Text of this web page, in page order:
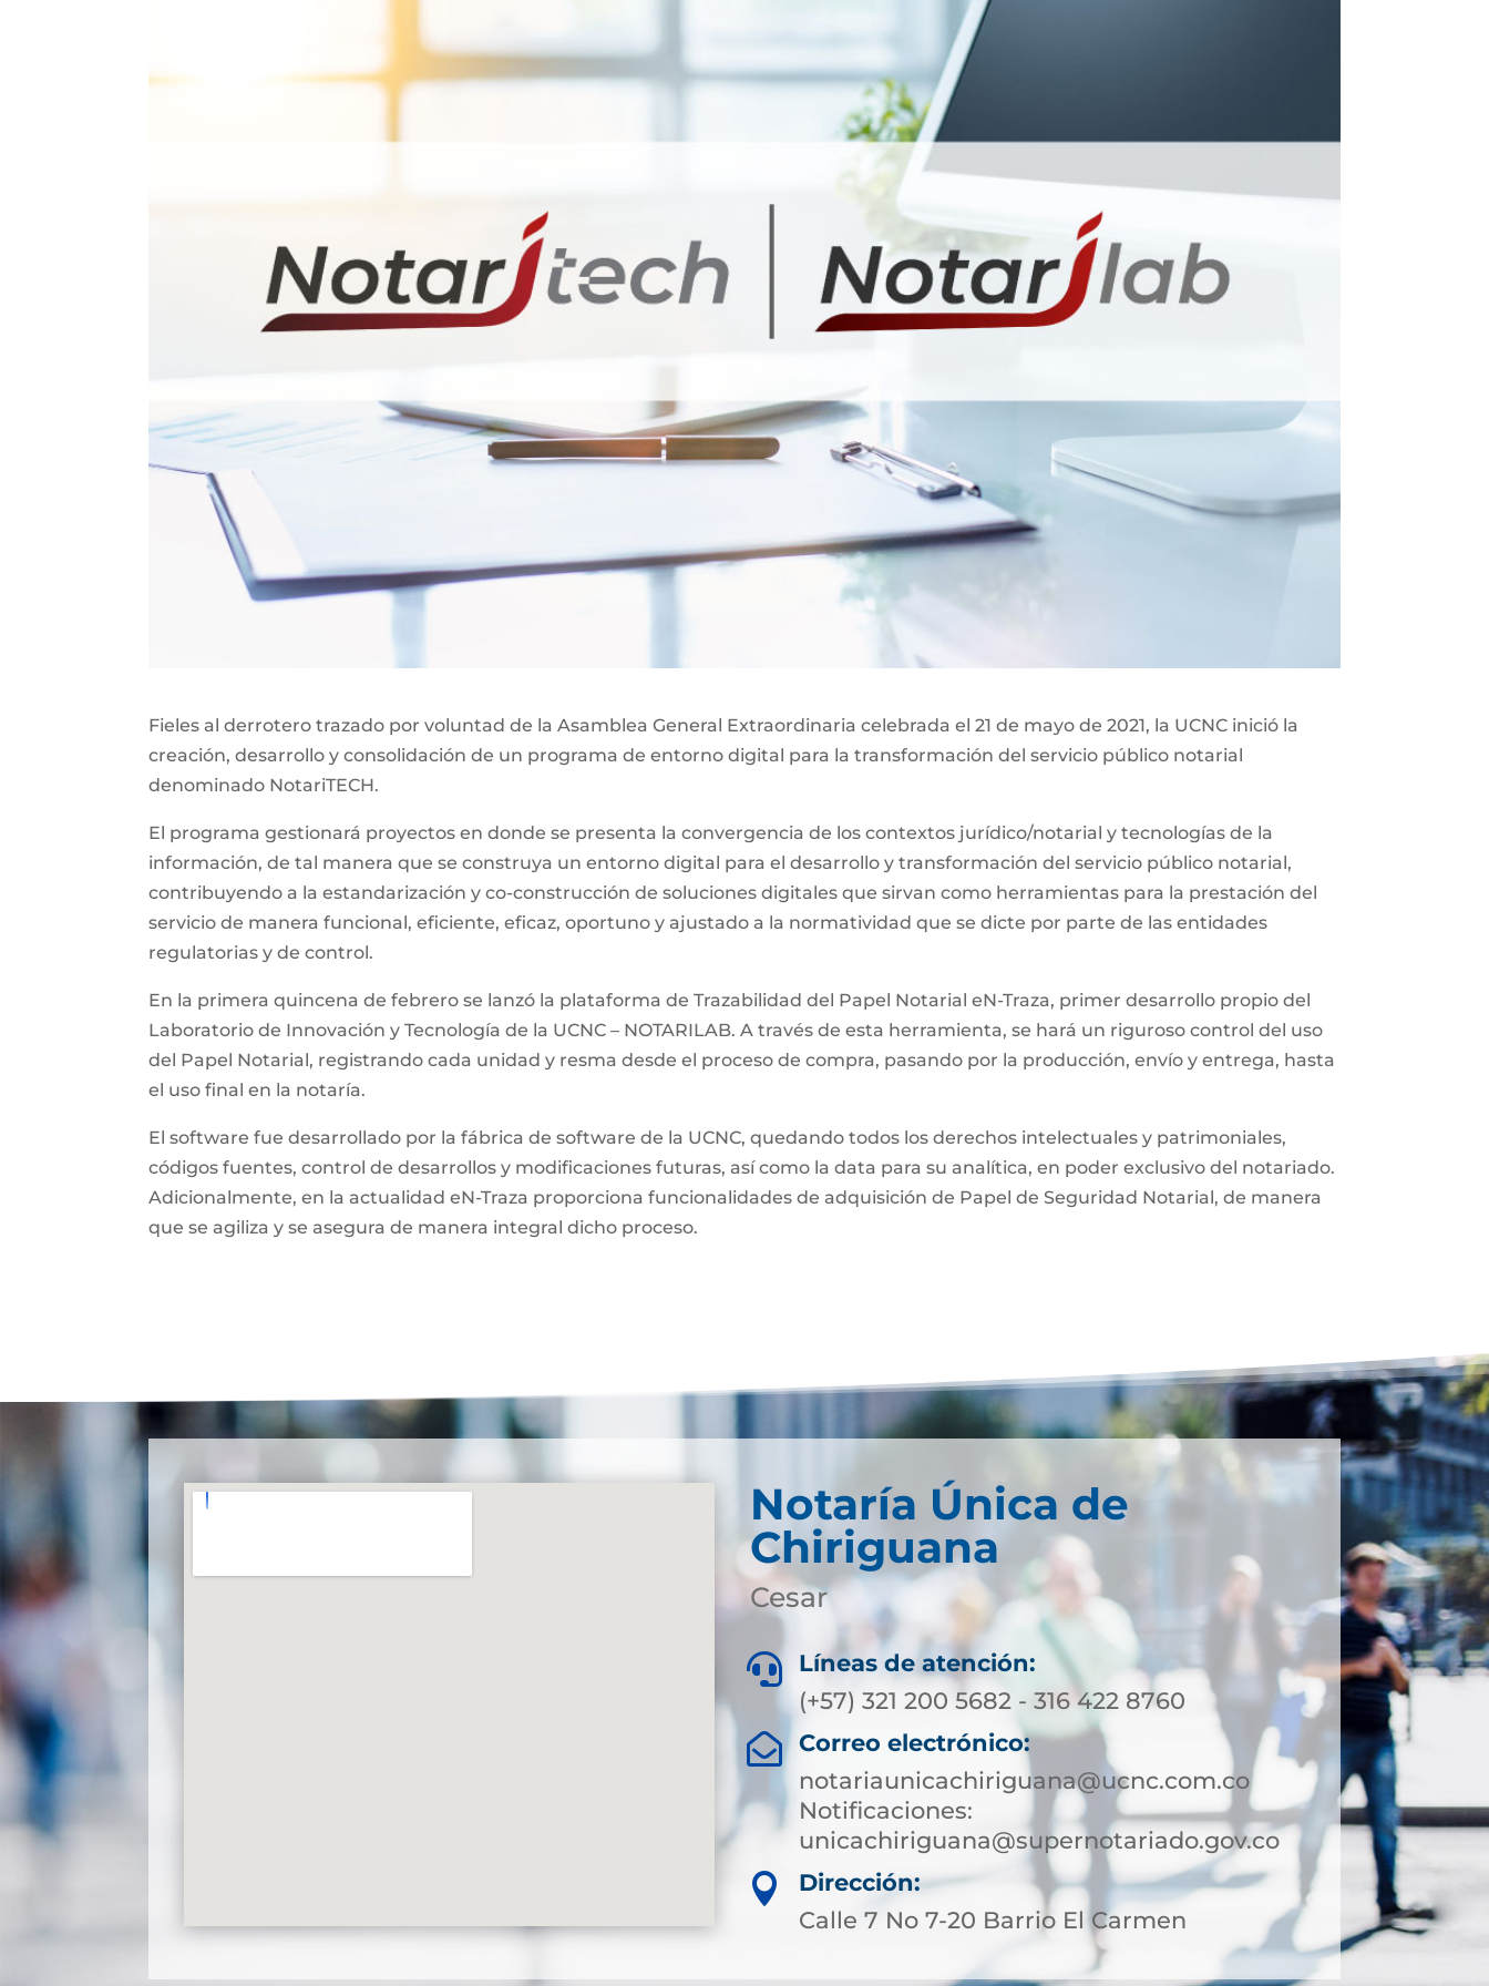
Fieles al derrotero trazado por voluntad de la Asamblea General Extraordinaria celebrada el 21 de mayo de 2021, la UCNC inició la
creación, desarrollo y consolidación de un programa de entorno digital para la transformación del servicio público notarial
denominado NotariTECH.
El programa gestionará proyectos en donde se presenta la convergencia de los contextos jurídico/notarial y tecnologías de la
información, de tal manera que se construya un entorno digital para el desarrollo y transformación del servicio público notarial,
contribuyendo a la estandarización y co-construcción de soluciones digitales que sirvan como herramientas para la prestación del
servicio de manera funcional, eficiente, eficaz, oportuno y ajustado a la normatividad que se dicte por parte de las entidades
regulatorias y de control.
En la primera quincena de febrero se lanzó la plataforma de Trazabilidad del Papel Notarial eN-Traza, primer desarrollo propio del
Laboratorio de Innovación y Tecnología de la UCNC – NOTARILAB. A través de esta herramienta, se hará un riguroso control del uso
del Papel Notarial, registrando cada unidad y resma desde el proceso de compra, pasando por la producción, envío y entrega, hasta
el uso final en la notaría.
El software fue desarrollado por la fábrica de software de la UCNC, quedando todos los derechos intelectuales y patrimoniales,
códigos fuentes, control de desarrollos y modificaciones futuras, así como la data para su analítica, en poder exclusivo del notariado.
Adicionalmente, en la actualidad eN-Traza proporciona funcionalidades de adquisición de Papel de Seguridad Notarial, de manera
que se agiliza y se asegura de manera integral dicho proceso.
Notaría Única de
Chiriguana
Cesar

Líneas de atención:
(+57) 321 200 5682 - 316 422 8760

Correo electrónico:
notariaunicachiriguana@ucnc.com.co
Notificaciones:
unicachiriguana@supernotariado.gov.co

Dirección:
Calle 7 No 7-20 Barrio El Carmen